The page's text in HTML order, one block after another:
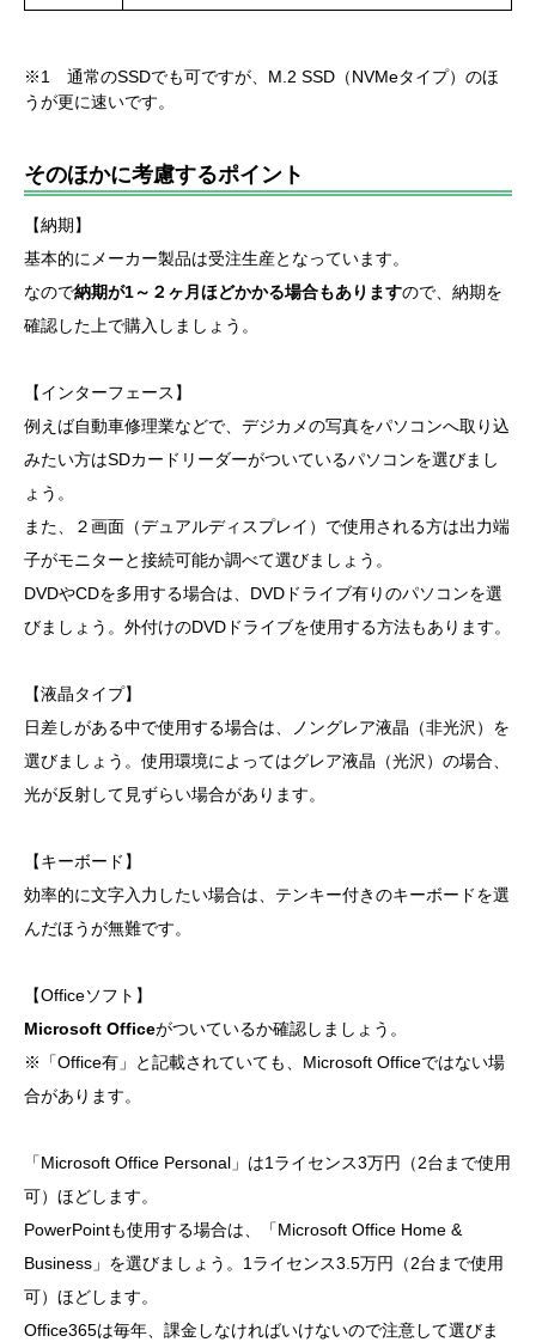
※1 通常のSSDでも可ですが、M.2 SSD（NVMeタイプ）のほ
うが更に速いです。
そのほかに考慮するポイント
【納期】
基本的にメーカー製品は受注生産となっています。
なので納期が1～２ヶ月ほどかかる場合もありますので、納期を
確認した上で購入しましょう。
【インターフェース】
例えば自動車修理業などで、デジカメの写真をパソコンへ取り込
みたい方はSDカードリーダーがついているパソコンを選びまし
ょう。
また、２画面（デュアルディスプレイ）で使用される方は出力端
子がモニターと接続可能か調べて選びましょう。
DVDやCDを多用する場合は、DVDドライブ有りのパソコンを選
びましょう。外付けのDVDドライブを使用する方法もあります。
【液晶タイプ】
日差しがある中で使用する場合は、ノングレア液晶（非光沢）を
選びましょう。使用環境によってはグレア液晶（光沢）の場合、
光が反射して見ずらい場合があります。
【キーボード】
効率的に文字入力したい場合は、テンキー付きのキーボードを選
んだほうが無難です。
【Officeソフト】
Microsoft Officeがついているか確認しましょう。
※「Office有」と記載されていても、Microsoft Officeではない場
合があります。
「Microsoft Office Personal」は1ライセンス3万円（2台まで使用
可）ほどします。
PowerPointも使用する場合は、「Microsoft Office Home &
Business」を選びましょう。1ライセンス3.5万円（2台まで使用
可）ほどします。
Office365は毎年、課金しなければいけないので注意して選びま